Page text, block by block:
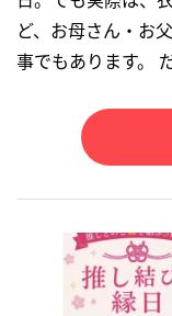
ど、お母さん・お
事でもあります。